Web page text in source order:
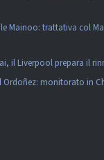
Mainoo: trattativa col
il Liverpool prepara il
monitorato in